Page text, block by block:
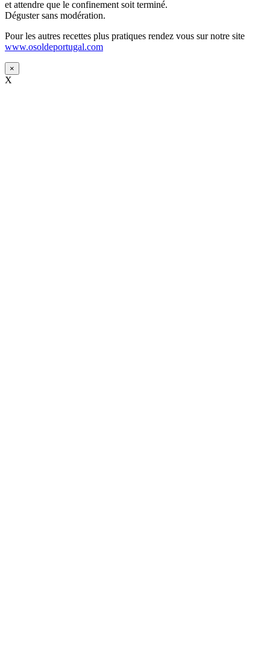
et attendre que le confinement soit terminé.
Déguster sans modération.
Pour les autres recettes plus pratiques rendez vous sur notre site
www.osoldeportugal.com
×
X